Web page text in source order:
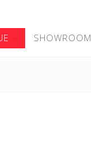
SHOWROOM